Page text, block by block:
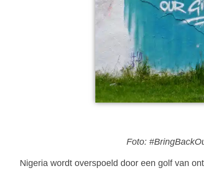
Foto:
Nigeria wordt overspoeld door een golf van